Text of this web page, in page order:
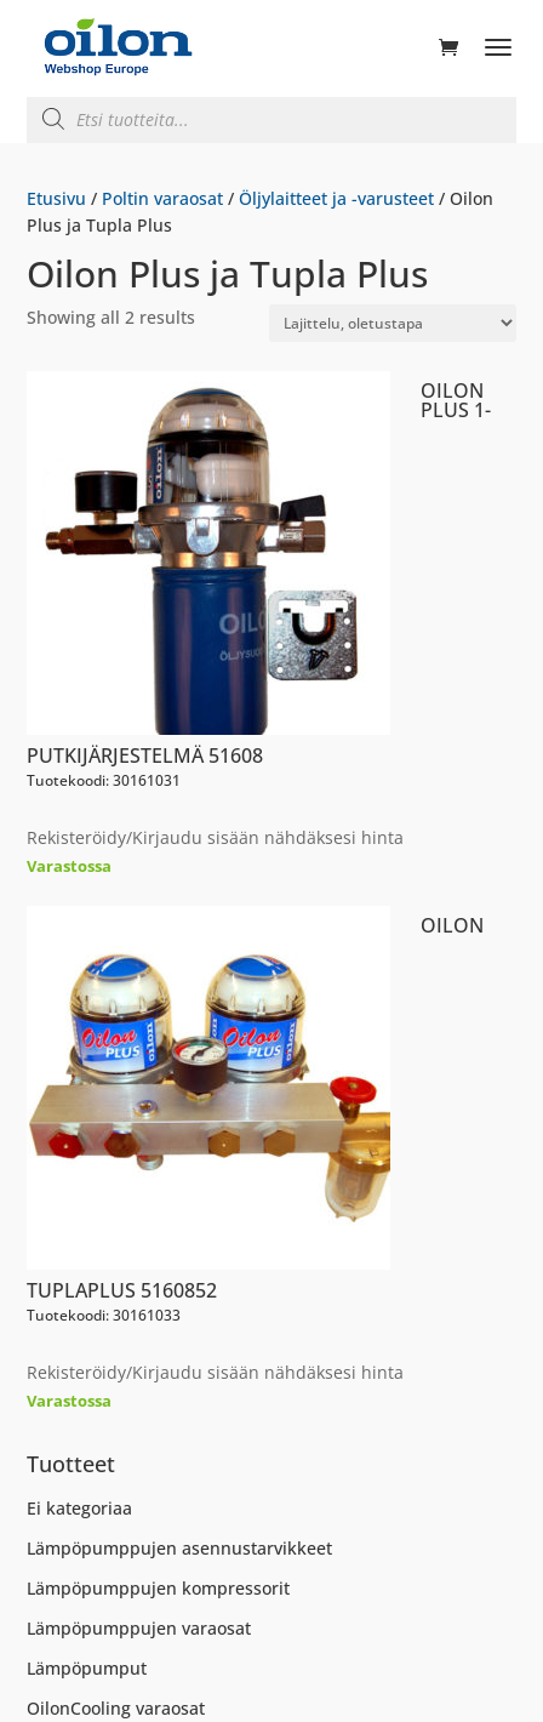
search
Etusivu / Poltin varaosat /Öljylaitteet ja -varusteet / Oilon
Plus ja Tupla Plus
Oilon Plus ja Tupla Plus
Showing all 2 results
OILON
PLUS 1-
PUTKIJÄRJESTELMÄ 51608
Tuotekoodi: 30161031
Rekisteröidy/Kirjaudu sisään nähdäksesi hinta
Varastossa
OILON
TUPLAPLUS 5160852
Tuotekoodi: 30161033
Rekisteröidy/Kirjaudu sisään nähdäksesi hinta
Varastossa
Tuotteet
Ei kategoriaa
Lämpöpumppujen asennustarvikkeet
Lämpöpumppujen kompressorit
Lämpöpumppujen varaosat
Lämpöpumput
OilonCooling varaosat